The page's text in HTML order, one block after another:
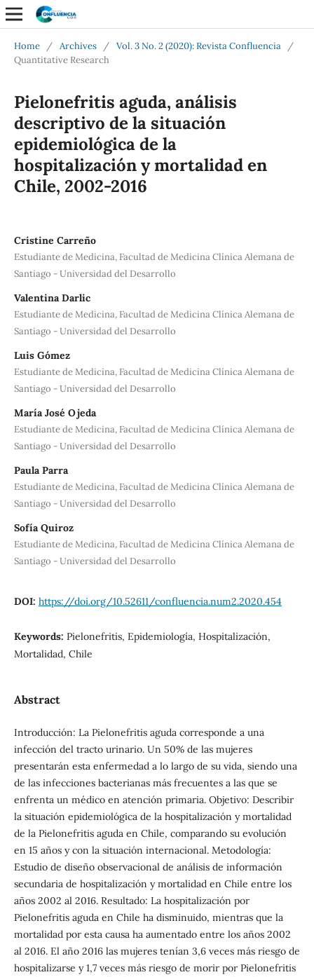
Home / Archives / Vol. 3 No. 2 (2020): Revista Confluencia
/
Quantitative Research
Pielonefritis aguda, análisis
descriptivo de la situación
epidemiológica de la
hospitalización y mortalidad en
Chile, 2002-2016
Cristine Carreño
Estudiante de Medicina, Facultad de Medicina Clínica Alemana de
Santiago - Universidad del Desarrollo
Valentina Darlic
Estudiante de Medicina, Facultad de Medicina Clínica Alemana de
Santiago - Universidad del Desarrollo
Luis Gómez
Estudiante de Medicina, Facultad de Medicina Clínica Alemana de
Santiago - Universidad del Desarrollo
María José Ojeda
Estudiante de Medicina, Facultad de Medicina Clínica Alemana de
Santiago - Universidad del Desarrollo
Paula Parra
Estudiante de Medicina, Facultad de Medicina Clínica Alemana de
Santiago - Universidad del Desarrollo
Sofía Quiroz
Estudiante de Medicina, Facultad de Medicina Clínica Alemana de
Santiago - Universidad del Desarrollo
DOI: https://doi.org/10.52611/confluencia.num2.2020.454
Keywords: Pielonefritis, Epidemiología, Hospitalización,
Mortalidad, Chile
Abstract
Introducción: La Pielonefritis aguda corresponde a una
infección del tracto urinario. Un 50% de las mujeres
presentarán esta enfermedad a lo largo de su vida, siendo una
de las infecciones bacterianas más frecuentes a las que se
enfrenta un médico en atención primaria. Objetivo: Describir
la situación epidemiológica de la hospitalización y mortalidad
de la Pielonefritis aguda en Chile, comparando su evolución
en 15 años y con la situación internacional. Metodología:
Estudio de diseño observacional de análisis de información
secundaria de hospitalización y mortalidad en Chile entre los
años 2002 al 2016. Resultado: La hospitalización por
Pielonefritis aguda en Chile ha disminuido, mientras que la
mortalidad por esta causa ha aumentado entre los años 2002
al 2016. El año 2016 las mujeres tenían 3,6 veces más riesgo de
hospitalizarse y 1,7 veces más riesgo de morir por Pielonefritis